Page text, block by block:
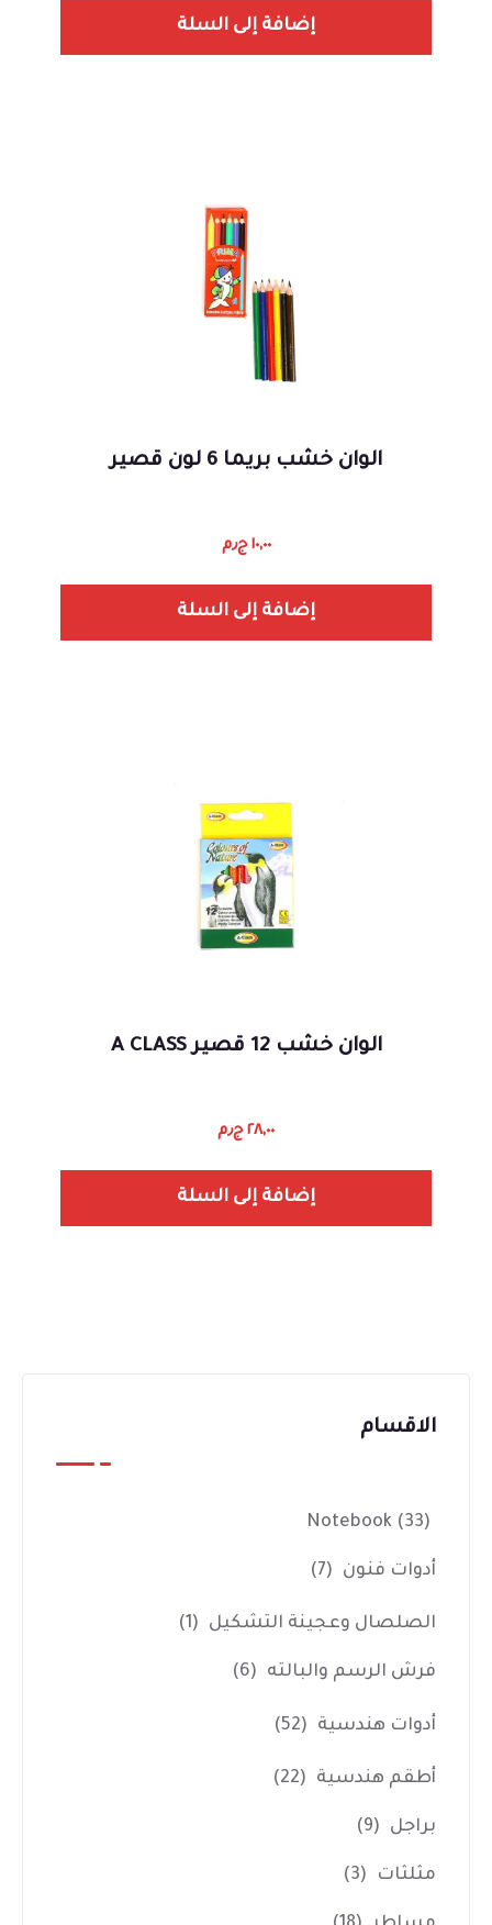
إضافة إلى السلة
الوان خشب بريما 6 لون قصير
١٠,٠٠ ج٫م
إضافة إلى السلة
الوان خشب 12 قصير A CLASS
٢٨,٠٠ ج٫م
إضافة إلى السلة
الاقسام
Notebook (33)
أدوات فنون (7)
الصلصال وعجينة التشكيل (1)
فرش الرسم والبالته (6)
أدوات هندسية (52)
أطقم هندسية (22)
براجل (9)
مثلثات (3)